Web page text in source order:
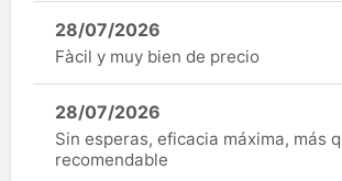
28/07/2026
Fàcil y muy bien de precio
28/07/2026
Sin esperas, eficacia máxima, más
recomendable